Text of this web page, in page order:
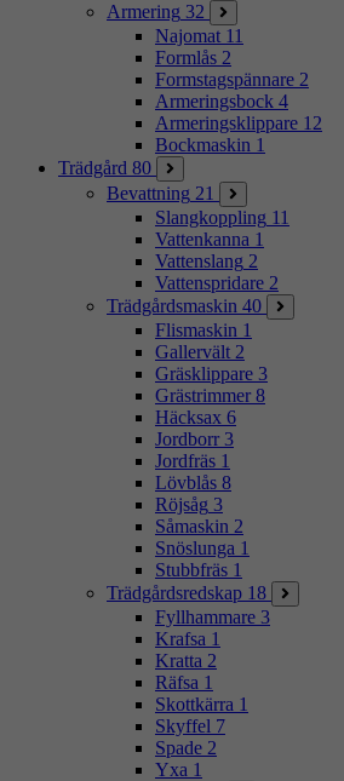
Armering 32
Najomat 11
Formlås 2
Formstagspännare 2
Armeringsbock 4
Armeringsklippare 12
Bockmaskin 1
Trädgård 80
Bevattning 21
Slangkoppling 11
Vattenkanna 1
Vattenslang 2
Vattenspridare 2
Trädgårdsmaskin 40
Flismaskin 1
Gallervält 2
Gräsklippare 3
Grästrimmer 8
Häcksax 6
Jordborr 3
Jordfräs 1
Lövblås 8
Röjsåg 3
Såmaskin 2
Snöslunga 1
Stubbfräs 1
Trädgårdsredskap 18
Fyllhammare 3
Krafsa 1
Kratta 2
Räfsa 1
Skottkärra 1
Skyffel 7
Spade 2
Yxa 1